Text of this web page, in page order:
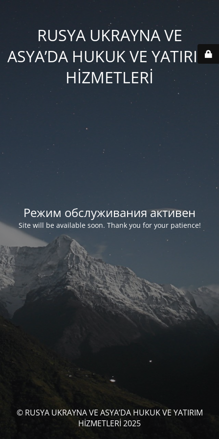
RUSYA UKRAYNA VE
ASYA’DA HUKUK VE YATIRIM
HİZMETLERİ
Режим обслуживания активен
Site will be available soon. Thank you for your patience!
© RUSYA UKRAYNA VE ASYA’DA HUKUK VE YATIRIM
HİZMETLERİ 2025